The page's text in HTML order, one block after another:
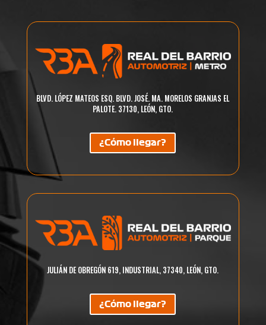
BLVD. LÓPEZ MATEOS ESQ. BLVD. JOSÉ. MA. MORELOS GRANJAS EL
PALOTE. 37130, LEÓN, GTO.
¿Cómo llegar?
JULIÁN DE OBREGÓN 619, INDUSTRIAL, 37340, LEÓN, GTO.
¿Cómo llegar?